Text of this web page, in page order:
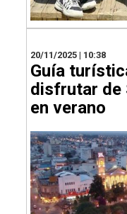
20/11/2025 | 10:38
Guía
disfrutar de
en verano